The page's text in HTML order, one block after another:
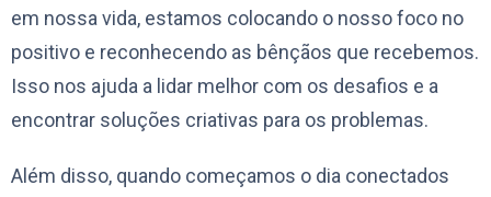
em nossa vida, estamos colocando o nosso foco no
positivo e reconhecendo as bênçãos que recebemos.
Isso nos ajuda a lidar melhor com os desafios e a
encontrar soluções criativas para os problemas.
Além disso, quando começamos o dia conectados